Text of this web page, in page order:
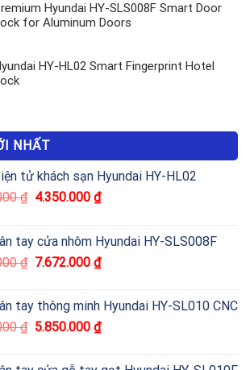
Hyundai HY-SLS008F Smart Door
for Aluminum Doors
HY-HL02 Smart Fingerprint Hotel
NHẤT
tử khách sạn Hyundai HY-HL02
₫ 4.350.000 ₫
tay cửa nhôm Hyundai HY-SLS008F
₫ 7.672.000 ₫
tay thông minh Hyundai HY-SL010 CNC
₫ 5.850.000 ₫